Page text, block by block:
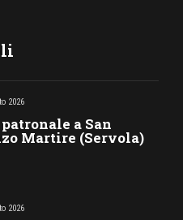
2026
a San
Martire (Servola)
2026